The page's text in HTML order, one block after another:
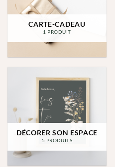
CARTE-CADEAU
1 PRODUIT
DÉCORER SON ESPACE
5 PRODUITS